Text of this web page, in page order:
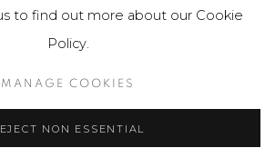
to find out more about our Cookie
Policy.
MANAGE COOKIES
NON ESSENTIAL